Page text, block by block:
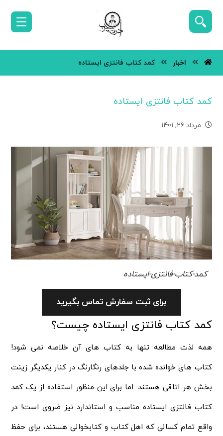
اخبار کمد کتاب فانتزی ایستاده
کمد کتاب فانتزی ایستاده
مرداد 26, 1401
کمد-کتاب-فانتزی-ایستاده
برای ثبت سفارش تماس بگیرید
کمد کتاب فانتزی ایستاده چیست؟
همه لذت مطالعه تنها به کتاب های آن خلاصه نمی شود!
کتاب های خوانده شده با جلدهای رنگارنگ در کنار یکدیگر زینت
بخش هر اتاقی هستند. اما برای این منظور استفاده از یک کمد
کتاب فانتزی ایستاده مناسب و استاندارد نیز ضروی است! در
واقع تمام کسانی که اهل کتاب و کتابخوانی هستند، برای حفظ